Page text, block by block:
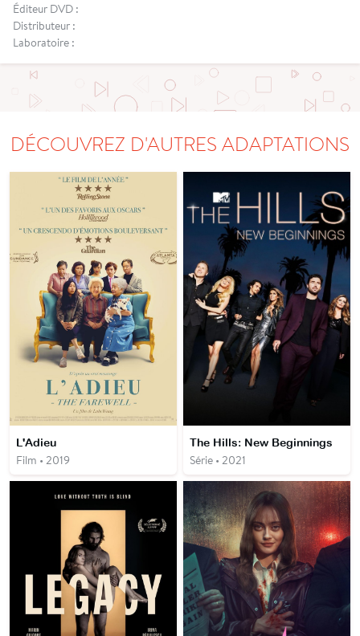
Éditeur DVD :
Distributeur :
Laboratoire :
DÉCOUVREZ D'AUTRES ADAPTATIONS
L'Adieu
Film • 2019
The Hills: New Beginnings
Série • 2021